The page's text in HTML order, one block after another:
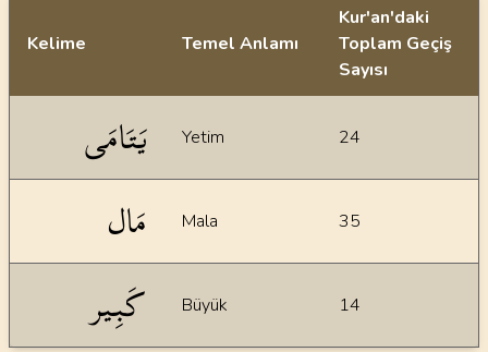
Kelime Temel Anlamı
Kur'an'daki
Toplam Geçiş
Sayısı
يَتَامَى Yetim 24
مَال Mala 35
كَبِير Büyük 14